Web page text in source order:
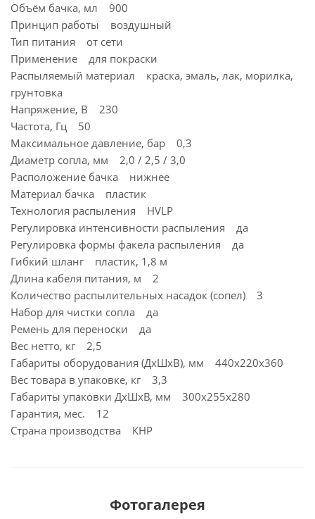
Объём бачка, мл 900
Принцип работы воздушный
Тип питания от сети
Применение для покраски
Распыляемый материал краска, эмаль, лак, морилка,
грунтовка
Напряжение, В 230
Частота, Гц 50
Максимальное давление, бар 0,3
Диаметр сопла, мм 2,0 / 2,5 / 3,0
Расположение бачка нижнее
Материал бачка пластик
Технология распыления HVLP
Регулировка интенсивности распыления да
Регулировка формы факела распыления да
Гибкий шланг пластик, 1,8 м
Длина кабеля питания, м 2
Количество распылительных насадок (сопел) 3
Набор для чистки сопла да
Ремень для переноски да
Вес нетто, кг 2,5
Габариты оборудования (ДхШхВ), мм 440х220х360
Вес товара в упаковке, кг 3,3
Габариты упаковки ДхШхВ, мм 300x255x280
Гарантия, мес. 12
Страна производства КНР
Фотогалерея